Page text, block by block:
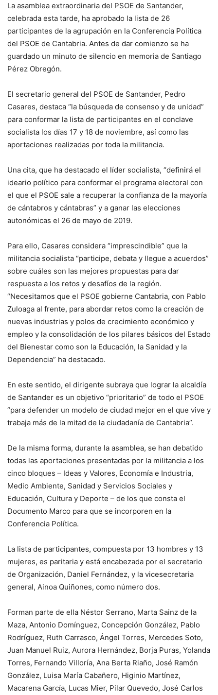
La asamblea extraordinaria del PSOE de Santander,
celebrada esta tarde, ha aprobado la lista de 26
participantes de la agrupación en la Conferencia Política
del PSOE de Cantabria. Antes de dar comienzo se ha
guardado un minuto de silencio en memoria de Santiago
Pérez Obregón.
El secretario general del PSOE de Santander, Pedro
Casares, destaca “la búsqueda de consenso y de unidad”
para conformar la lista de participantes en el conclave
socialista los días 17 y 18 de noviembre, así como las
aportaciones realizadas por toda la militancia.
Una cita, que ha destacado el líder socialista, “definirá el
ideario político para conformar el programa electoral con
el que el PSOE sale a recuperar la confianza de la mayoría
de cántabros y cántabras” y a ganar las elecciones
autonómicas el 26 de mayo de 2019.
Para ello, Casares considera “imprescindible” que la
militancia socialista “participe, debata y llegue a acuerdos”
sobre cuáles son las mejores propuestas para dar
respuesta a los retos y desafíos de la región.
“Necesitamos que el PSOE gobierne Cantabria, con Pablo
Zuloaga al frente, para abordar retos como la creación de
nuevas industrias y polos de crecimiento económico y
empleo y la consolidación de los pilares básicos del Estado
del Bienestar como son la Educación, la Sanidad y la
Dependencia” ha destacado.
En este sentido, el dirigente subraya que lograr la alcaldía
de Santander es un objetivo “prioritario” de todo el PSOE
“para defender un modelo de ciudad mejor en el que vive y
trabaja más de la mitad de la ciudadanía de Cantabria”.
De la misma forma, durante la asamblea, se han debatido
todas las aportaciones presentadas por la militancia a los
cinco bloques – Ideas y Valores, Economía e Industria,
Medio Ambiente, Sanidad y Servicios Sociales y
Educación, Cultura y Deporte – de los que consta el
Documento Marco para que se incorporen en la
Conferencia Política.
La lista de participantes, compuesta por 13 hombres y 13
mujeres, es paritaria y está encabezada por el secretario
de Organización, Daniel Fernández, y la vicesecretaria
general, Ainoa Quiñones, como número dos.
Forman parte de ella Néstor Serrano, Marta Sainz de la
Maza, Antonio Domínguez, Concepción González, Pablo
Rodríguez, Ruth Carrasco, Ángel Torres, Mercedes Soto,
Juan Manuel Ruiz, Aurora Hernández, Borja Puras, Yolanda
Torres, Fernando Villoría, Ana Berta Riaño, José Ramón
González, Luisa María Cabañero, Higinio Martínez,
Macarena García, Lucas Mier, Pilar Quevedo, José Carlos